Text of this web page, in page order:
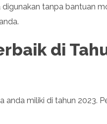
tanpa bantuan
di
anda miliki di tahun 2023.